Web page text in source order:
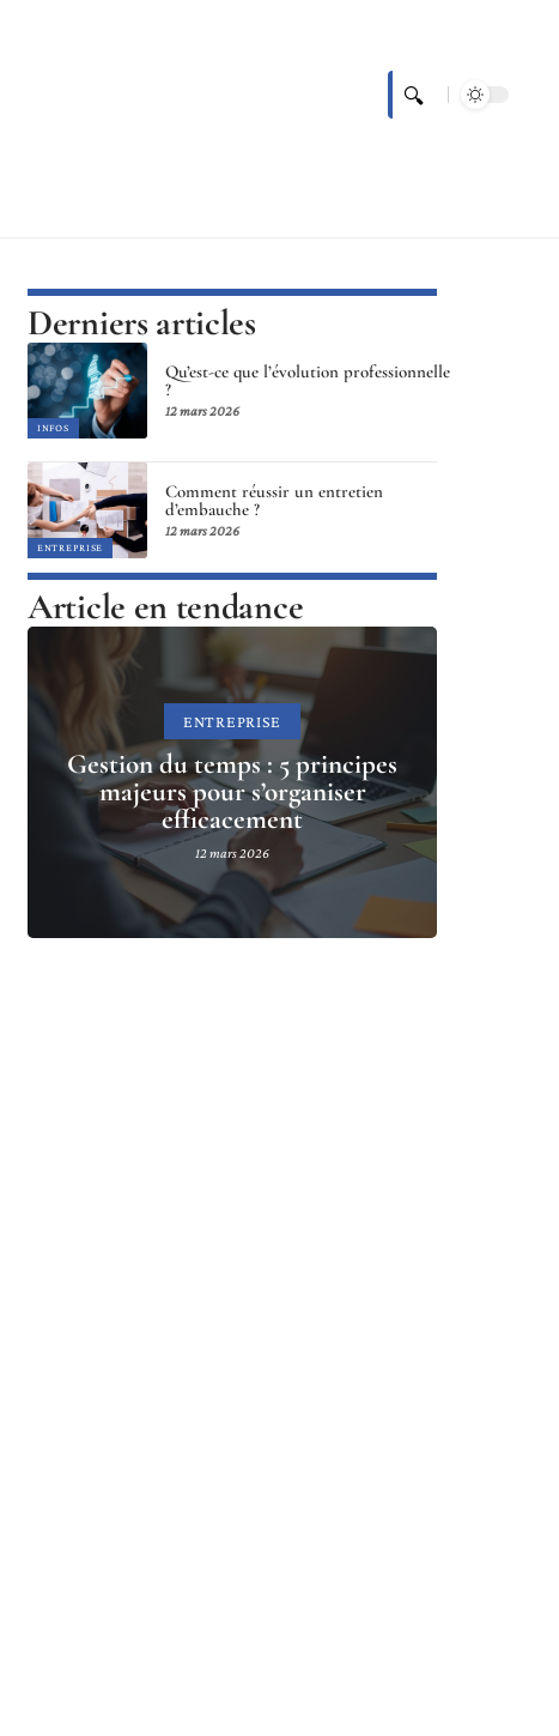
Derniers articles
INFOS
Qu’est-ce que l’évolution professionnelle
?
12 mars 2026
ENTREPRISE
Comment réussir un entretien
d’embauche ?
12 mars 2026
Article en tendance
ENTREPRISE
Gestion du temps : 5 principes
majeurs pour s’organiser
efficacement
12 mars 2026